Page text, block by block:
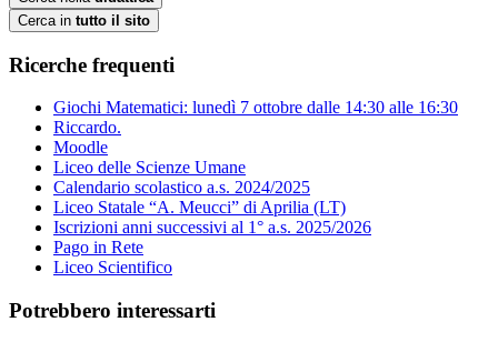
Cerca in tutto il sito
Ricerche frequenti
Giochi Matematici: lunedì 7 ottobre dalle 14:30 alle 16:30
Riccardo.
Moodle
Liceo delle Scienze Umane
Calendario scolastico a.s. 2024/2025
Liceo Statale “A. Meucci” di Aprilia (LT)
Iscrizioni anni successivi al 1° a.s. 2025/2026
Pago in Rete
Liceo Scientifico
Potrebbero interessarti